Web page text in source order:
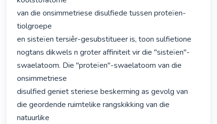
van die onsimmetriese disulfiede tussen proteïen-
tiolgroepe
en sisteïen tersiêr-gesubstitueer is, toon sulfietione
nogtans dikwels n groter affiniteit vir die "sisteïen"-
swaelatoom. Die "proteïen"-swaelatoom van die
onsimmetriese
disulfied geniet steriese beskerming as gevolg van
die geordende ruimtelike rangskikking van die
natuurlike